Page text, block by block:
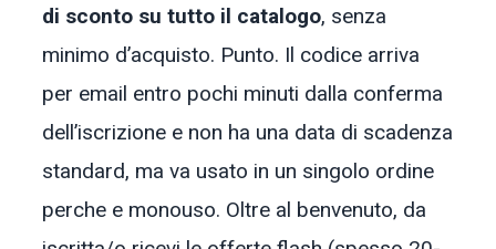
di sconto su tutto il catalogo, senza
minimo d’acquisto. Punto. Il codice arriva
per email entro pochi minuti dalla conferma
dell’iscrizione e non ha una data di scadenza
standard, ma va usato in un singolo ordine
perche e monouso. Oltre al benvenuto, da